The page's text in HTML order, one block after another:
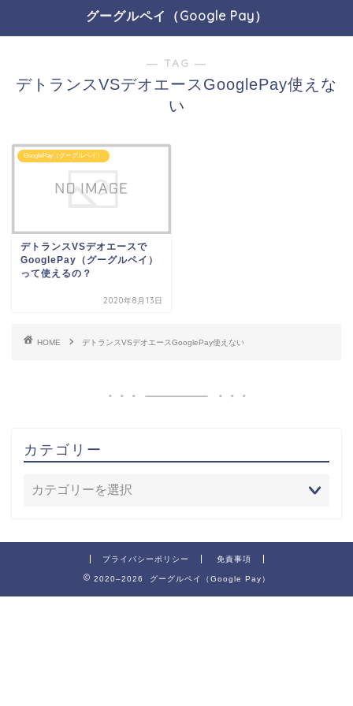
グーグルペイ（Google Pay）
― TAG ―
デトランスVSデオエースGooglePay使えな
い
GooglePay（グーグルペイ）
デトランスVSデオエースで
GooglePay（グーグルペイ）
って使えるの？
2020年8月13日
HOME デトランスVSデオエースGooglePay使えない
カテゴリー
プライバシーポリシー 免責事項
2020–2026 グーグルペイ（Google Pay）